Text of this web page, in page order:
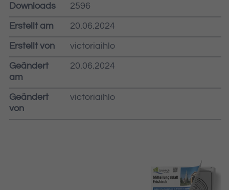
Downloads 2596
Erstellt am 20.06.2024
Erstellt von victoriaihlo
Geändert
am
20.06.2024
Geändert
von
victoriaihlo